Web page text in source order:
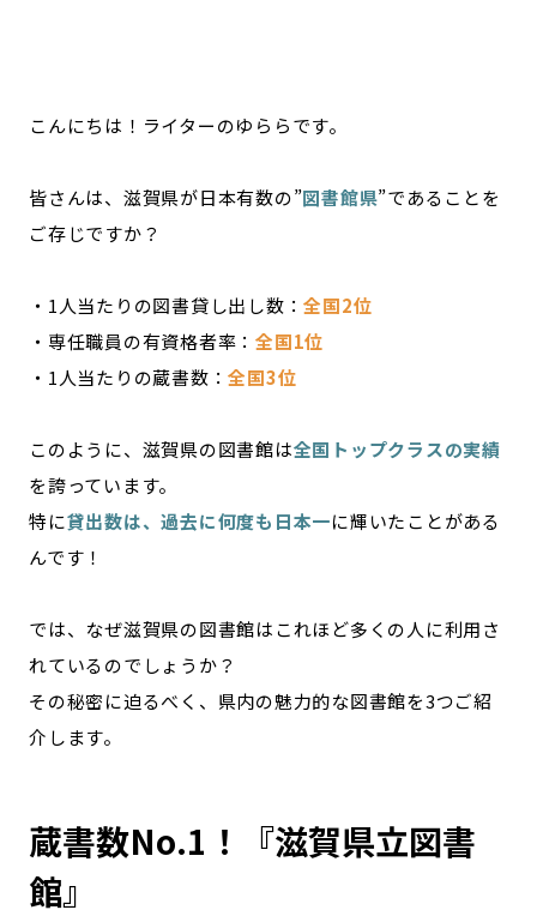
記事ライター アンバサダー
お問い合わせ 会社概要
こんにちは！ライターのゆららです。
皆さんは、滋賀県が日本有数の”図書館県”であることを
ご存じですか？
・1人当たりの図書貸し出し数：全国2位
・専任職員の有資格者率： 全国1位
・1人当たりの蔵書数：全国3位
このように、滋賀県の図書館は全国トップクラスの実績
を誇っています。
特に貸出数は、過去に何度も日本一に輝いたことがある
んです！
では、なぜ滋賀県の図書館はこれほど多くの人に利用さ
れているのでしょうか？
その秘密に迫るべく、県内の魅力的な図書館を3つご紹
介します。
蔵書数No.1！『滋賀県立図書
館』